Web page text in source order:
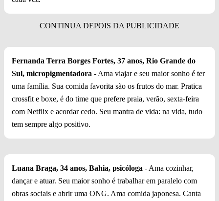
Fernanda Terra Borges Fortes, 37 anos, Rio Grande do
Sul, micropigmentadora - Ama viajar e seu maior sonho é ter
uma família. Sua comida favorita são os frutos do mar. Pratica
crossfit e boxe, é do time que prefere praia, verão, sexta-feira
com Netflix e acordar cedo. Seu mantra de vida: na vida, tudo
tem sempre algo positivo.
Luana Braga, 34 anos, Bahia, psicóloga - Ama cozinhar,
dançar e atuar. Seu maior sonho é trabalhar em paralelo com
obras sociais e abrir uma ONG. Ama comida japonesa. Canta